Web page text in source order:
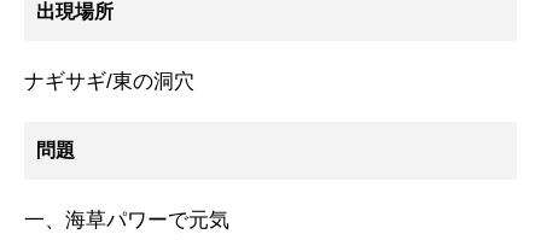
出現場所
ナギサギ/東の洞穴
問題
一、海草パワーで元気